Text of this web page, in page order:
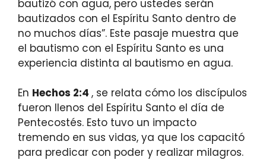
bautizó con agua, pero ustedes serán
bautizados con el Espíritu Santo dentro de
no muchos días”. Este pasaje muestra que
el bautismo con el Espíritu Santo es una
experiencia distinta al bautismo en agua.
En Hechos 2:4 , se relata cómo los discípulos
fueron llenos del Espíritu Santo el día de
Pentecostés. Esto tuvo un impacto
tremendo en sus vidas, ya que los capacitó
para predicar con poder y realizar milagros.